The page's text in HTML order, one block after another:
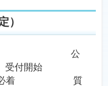
）
（水） 公
受付開始
17時必着 質